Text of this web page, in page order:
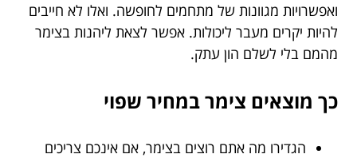
ואפשרויות מגוונות של מתחמים לחופשה. ואלו לא חייבים
להיות יקרים מעבר ליכולות. אפשר לצאת ליהנות בצימר
מהמם בלי לשלם הון עתק.
כך מוצאים צימר במחיר שפוי
הגדירו מה אתם רוצים בצימר, אם אינכם צריכים